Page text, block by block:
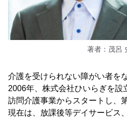
著者：茂呂
介護を受けられない障がい者を
2006年、株式会社ひいらぎを設
訪問介護事業からスタートし、
現在は、放課後等デイサービス